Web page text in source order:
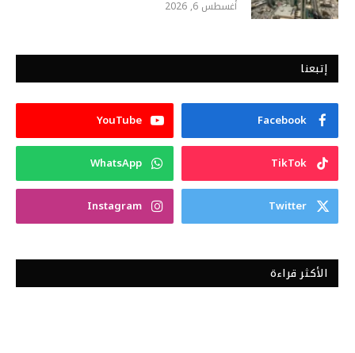
أغسطس 6, 2026
إتبعنا
Facebook
YouTube
TikTok
WhatsApp
Twitter
Instagram
الأكثر قراءة